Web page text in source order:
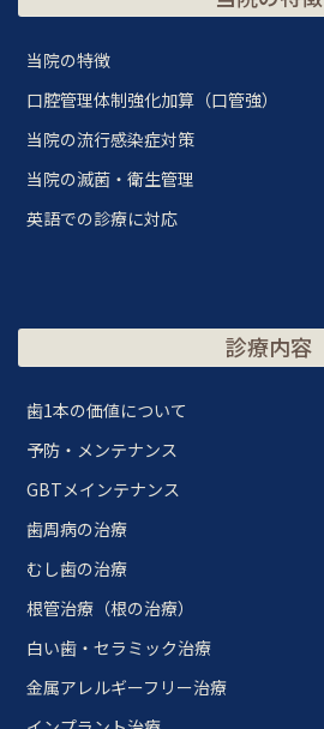
当院の特徴
口腔管理体制強化加算（口管強）
当院の流行感染症対策
当院の滅菌・衛生管理
英語での診療に対応
診療内容
歯1本の価値について
予防・メンテナンス
GBTメインテナンス
歯周病の治療
むし歯の治療
根管治療（根の治療）
白い歯・セラミック治療
金属アレルギーフリー治療